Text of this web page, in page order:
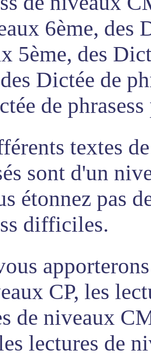
6ème, des
5ème, des
Dictée de
de
textes
sont d'un
étonnez pas
difficiles.
CP, les
de niveaux
lectures de